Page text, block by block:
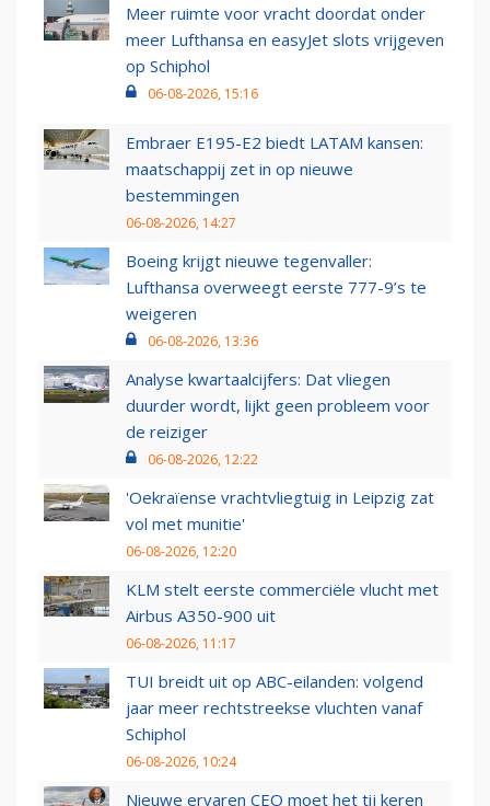
Meer ruimte voor vracht doordat onder
meer Lufthansa en easyJet slots vrijgeven
op Schiphol
06-08-2026, 15:16
Embraer E195-E2 biedt LATAM kansen:
maatschappij zet in op nieuwe
bestemmingen
06-08-2026, 14:27
Boeing krijgt nieuwe tegenvaller:
Lufthansa overweegt eerste 777-9’s te
weigeren
06-08-2026, 13:36
Analyse kwartaalcijfers: Dat vliegen
duurder wordt, lijkt geen probleem voor
de reiziger
06-08-2026, 12:22
'Oekraïense vrachtvliegtuig in Leipzig zat
vol met munitie'
06-08-2026, 12:20
KLM stelt eerste commerciële vlucht met
Airbus A350-900 uit
06-08-2026, 11:17
TUI breidt uit op ABC-eilanden: volgend
jaar meer rechtstreekse vluchten vanaf
Schiphol
06-08-2026, 10:24
Nieuwe ervaren CEO moet het tij keren